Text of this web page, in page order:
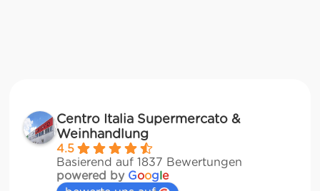
Centro Italia Supermercato &
Weinhandlung
4.5
Basierend auf 1837 Bewertungen
powered by Google